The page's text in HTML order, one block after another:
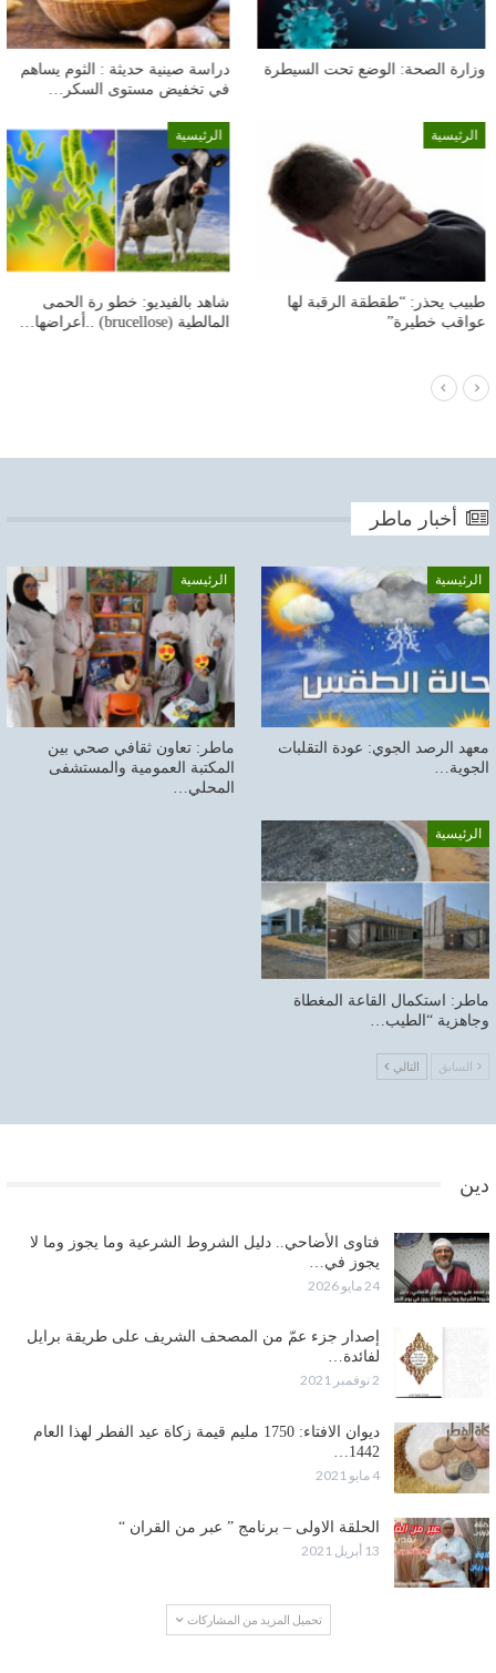
دراسة صينية حديثة : الثوم يساهم
صحّة ..تعرّف عن فوائد الفراولة
الرئيسية
شاهد بالفيديو: خطو رة الحمى
المالطية (brucellose) ..أعراضها…
الرئيسية
اكتشاف سلالة متحـ.ورة من جـ.دري
القـ.رود تهدّد العالم ..
أخبار ماطر
الرئيسية
معهد الرصد الجوي: عودة التقلبات
الجوية…
الرئيسية
ماطر: تعاون ثقافي صحي بين
المكتبة العمومية والمستشفى
المحلي…
الرئيسية
ماطر: استكمال القاعة المغطاة
وجاهزية “الطيب…
السابق التالي
دين
فتاوى الأضاحي.. دليل الشروط الشرعية وما يجوز وما لا
يجوز في…
24 مايو 2026
إصدار جزء عمّ من المصحف الشريف على طريقة برايل
لفائدة…
2 نوفمبر 2021
ديوان الافتاء: 1750 مليم قيمة زكاة عيد الفطر لهذا العام
1442…
4 مايو 2021
الحلقة الاولى – برنامج ” عبر من القران “
13 أبريل 2021
تحميل المزيد من المشاركات